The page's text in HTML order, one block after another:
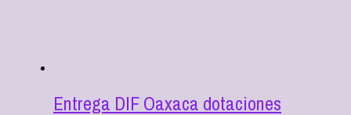
Entrega DIF Oaxaca dotaciones